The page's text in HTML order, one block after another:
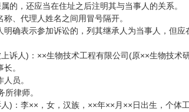
的，还应当在住址之后注明其与当事人的关系。
、代理人姓名之间用冒号隔开。
确表示参加诉讼的，列其继承人为当事人，但应
诉人)：××生物技术工程有限公司(原××生物技术
。
员。
律师。
)：李××，女，汉族，××年××月××日出生，个